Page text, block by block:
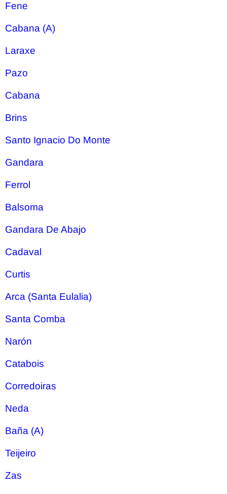
Fene
Cabana (A)
Laraxe
Pazo
Cabana
Brins
Santo Ignacio Do Monte
Gandara
Ferrol
Balsoma
Gandara De Abajo
Cadaval
Curtis
Arca (Santa Eulalia)
Santa Comba
Narón
Catabois
Corredoiras
Neda
Baña (A)
Teijeiro
Zas